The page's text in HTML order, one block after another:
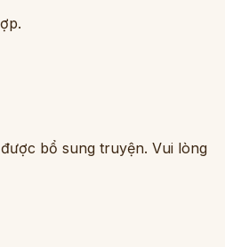
bổ sung truyện. Vui lòng